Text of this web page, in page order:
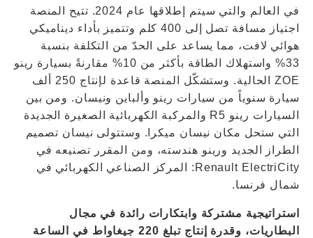
في العالم والتي سيتم إطلاقها عام 2024. تتيح المنصة
اجتياز مسافة تصل إلى 400 كلم وتتميز بأداء ديناميكي
هوائي لافت، مما يساعد على الحدّ من التكلفة بنسبة
33% واستهلاك الطاقة بأكثر من 10% مقارنةً بسيارة رينو
ZOE الحالية. وستشكّل المنصة قاعدة لإنتاج 250 ألف
سيارة سنوياً من سيارات رينو وألباين ونيسان. ومن بين
السيارات رينو R5 والمركبة الكهربائية الصغيرة الجديدة
التي ستحل مكان نيسان ميكرا. وستتولى نيسان تصميم
الطراز الجديد ورينو هندسته، ومن المقرر تصنيعه في
Renault ElectriCity: المركز الصناعي الكهربائي في
شمال فرنسا.
استراتيجية مشتركة وابتكارات رائدة في مجال
البطاريات، وقدرة إنتاج تبلغ 220 جيغاواط في الساعة